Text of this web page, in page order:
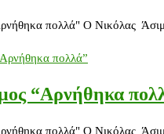
πολλά" Ο Νικόλας
“Αρνήθηκα
πολλά" Ο Νικόλας